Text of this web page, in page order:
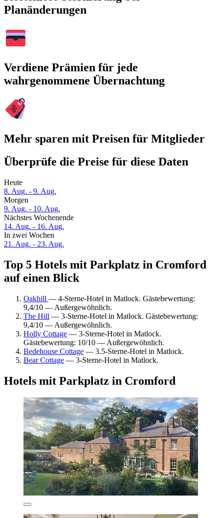
Planänderungen
Verdiene Prämien für jede
wahrgenommene Übernachtung
Mehr sparen mit Preisen für Mitglieder
Überprüfe die Preise für diese Daten
Heute
8. Aug. - 9. Aug.
Morgen
9. Aug. - 10. Aug.
Nächstes Wochenende
14. Aug. - 16. Aug.
In zwei Wochen
21. Aug. - 23. Aug.
Top 5 Hotels mit Parkplatz in Cromford
auf einen Blick
Oakhill — 4-Sterne-Hotel in Matlock. Gästebewertung:
9,4/10 — Außergewöhnlich.
The Hill — 3-Sterne-Hotel in Matlock. Gästebewertung:
9,4/10 — Außergewöhnlich.
Holly Cottage — 3-Sterne-Hotel in Matlock.
Gästebewertung: 10/10 — Außergewöhnlich.
Bedehouse Cottage — 3.5-Sterne-Hotel in Matlock.
Bear Cottage — 3-Sterne-Hotel in Matlock.
Hotels mit Parkplatz in Cromford